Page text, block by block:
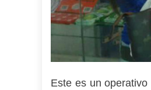
Este es un